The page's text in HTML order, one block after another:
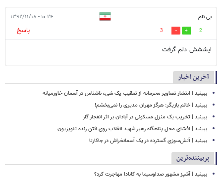
بی نام ۱۰:۲۴ - ۱۳۹۲/۱۱/۱۸
2
3
پاسخ
ایششش دلم گرفت
آخرین اخبار
ببینید | انتشار تصاویر محرمانه از تعقیب یک شیء ناشناس در آسمان خاورمیانه
ببینید | خانم بازیگر: هرگز مهران مدیری را نمی‌بخشم!
ببینید | تخریب یک منزل مسکونی در آبادان بر اثر انفجار گاز
ببینید | افشای محل پناهگاه‌ رهبر شهید انقلاب روی آنتن زنده تلویزیون
ببینید | ​​​​​​​آتش‌سوزی گسترده در یک آسمانخراش در جاکارتا
پربیننده‌ترین
ببینید | آشپز مشهور صداوسیما به کانادا مهاجرت کرد؟